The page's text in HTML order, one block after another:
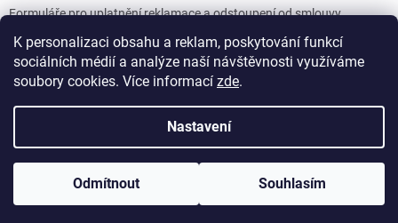
K personalizaci obsahu a reklam, poskytování funkcí
sociálních médií a analýze naší návštěvnosti využíváme
soubory cookies. Více informací zde.
Nastavení
Odmítnout Souhlasím
Formuláře pro uplatnění reklamace a odstoupení od smlouvy
Moje objednávka
Woodgrain s.r.o.
Upravit nastavení cookies